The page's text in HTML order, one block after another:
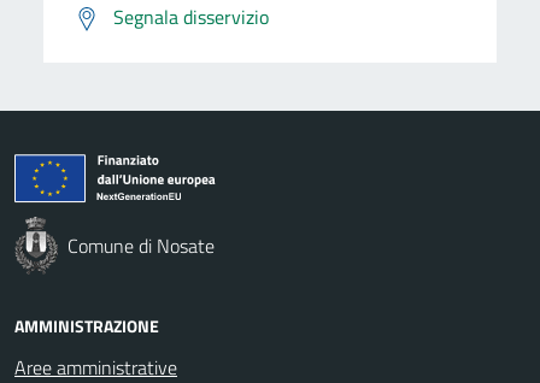
Segnala disservizio
Comune di Nosate
AMMINISTRAZIONE
Aree amministrative